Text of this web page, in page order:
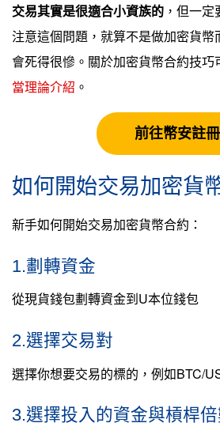
交易其實是很適合小資族的 ，但一
注意這個問題，就算不是做加密貨幣
會死得很慘。關於加密貨幣合約技巧
當理論介紹 。
前往幣安註冊
如何開始交易加密貨
新手如何開始交易加密貨幣合約：
1.劃轉資金
從現貨錢包劃轉資金到U本位錢包
2.選擇交易對
選擇你想要交易的標的，例如BTC/
3.選擇投入的資金與槓桿